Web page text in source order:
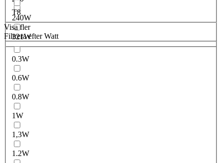
240W
321W
T8
Visa fler
Filtrera efter Watt
0.3W
0.6W
0.8W
1W
1,3W
1.2W